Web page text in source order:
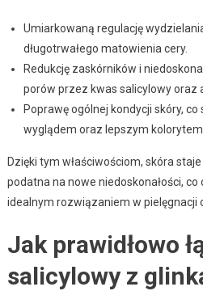
Umiarkowaną regulację
długotrwałego matowienia cery.
Redukcję zaskórników i
porów przez kwas salicylowy oraz
Poprawę ogólnej kondycji skóry,
wyglądem oraz lepszym kolorytem.
Dzięki tym właściwościom, skóra
podatna na nowe niedoskonałości,
idealnym rozwiązaniem w pielęgnacji
Jak prawidłowo
salicylowy z